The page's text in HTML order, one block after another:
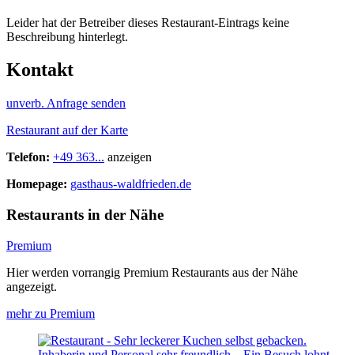
Leider hat der Betreiber dieses Restaurant-Eintrags keine
Beschreibung hinterlegt.
Kontakt
unverb. Anfrage senden
Restaurant auf der Karte
Telefon: +49 363... anzeigen
Homepage: gasthaus-waldfrieden.de
Restaurants in der Nähe
Premium
Hier werden vorrangig Premium Restaurants aus der Nähe
angezeigt.
mehr zu Premium